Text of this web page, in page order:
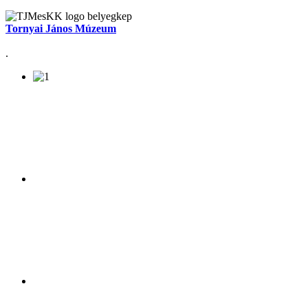
Tornyai János Múzeum
.